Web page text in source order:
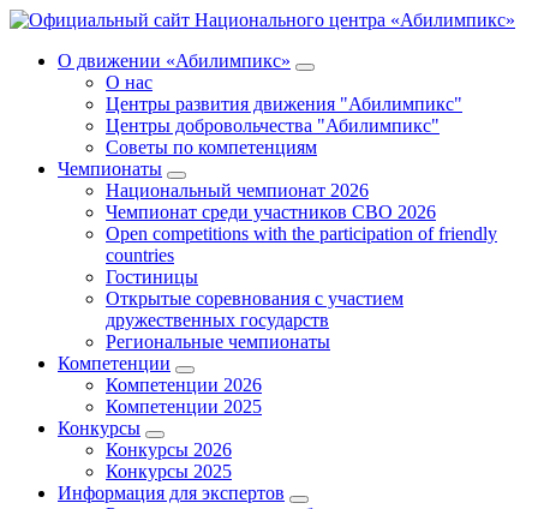
О движении «Абилимпикс»
О нас
Центры развития движения "Абилимпикс"
Центры добровольчества "Абилимпикс"
Советы по компетенциям
Чемпионаты
Национальный чемпионат 2026
Чемпионат среди участников СВО 2026
Open competitions with the participation of friendly
countries
Гостиницы
Открытые соревнования с участием
дружественных государств
Региональные чемпионаты
Компетенции
Компетенции 2026
Компетенции 2025
Конкурсы
Конкурсы 2026
Конкурсы 2025
Информация для экспертов